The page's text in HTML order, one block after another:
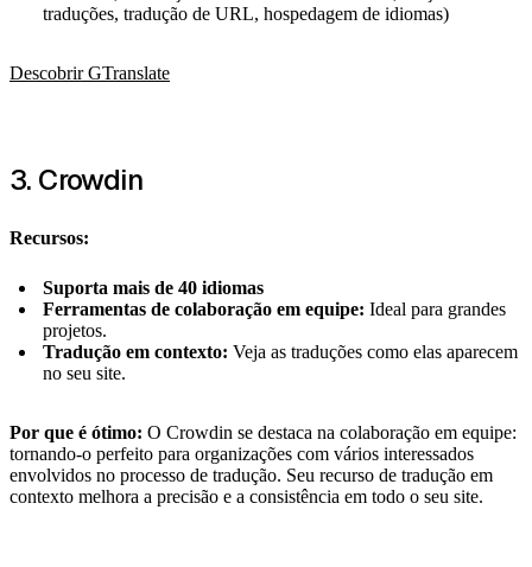
traduções, tradução de URL, hospedagem de idiomas)
Descobrir GTranslate
3. Crowdin
Recursos:
Suporta mais de 40 idiomas
Ferramentas de colaboração em equipe: Ideal para grandes
projetos.
Tradução em contexto: Veja as traduções como elas aparecem
no seu site.
Por que é ótimo: O Crowdin se destaca na colaboração em equipe:
tornando-o perfeito para organizações com vários interessados
envolvidos no processo de tradução. Seu recurso de tradução em
contexto melhora a precisão e a consistência em todo o seu site.